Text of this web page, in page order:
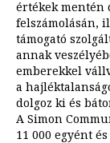
értékek mentén
felszámolásán,
támogató
annak
emberekkel
a
dolgoz ki és
A Simon
11 000 egyént